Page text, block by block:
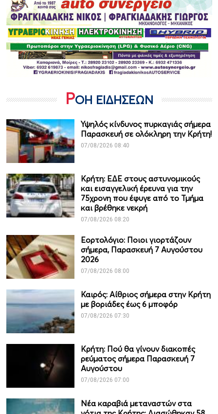
ΡΟΗ ΕΙΔΗΣΕΩΝ
Υψηλός κίνδυνος πυρκαγιάς σήμερα
Παρασκευή σε ολόκληρη την Κρήτη!
07/08/2026 08:40
Κρήτη: ΕΔΕ στους αστυνομικούς
και εισαγγελική έρευνα για την
75χρονη που έφυγε από το Τμήμα
και βρέθηκε νεκρή
07/08/2026 08:20
Εορτολόγιο: Ποιοι γιορτάζουν
σήμερα, Παρασκευή 7 Αυγούστου
2026
07/08/2026 08:00
Καιρός: Αίθριος σήμερα στην Κρήτη
με βοριάδες έως 6 μποφόρ
07/08/2026 07:30
Κρήτη: Πού θα γίνουν διακοπές
ρεύματος σήμερα Παρασκευή 7
Αυγούστου
07/08/2026 07:00
Νέα καραβιά μεταναστών στα